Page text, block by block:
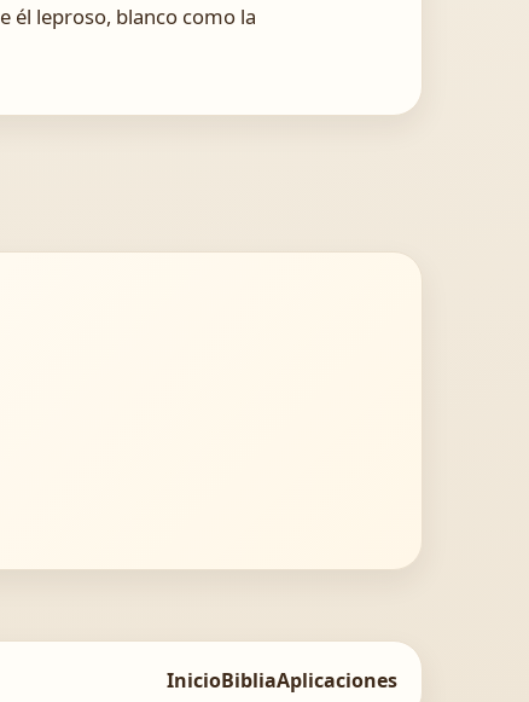
él leproso, blanco como la
InicioBibliaAplicaciones